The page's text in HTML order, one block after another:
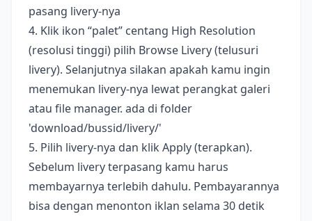
pasang livery-nya
4. Klik ikon “palet” centang High Resolution
(resolusi tinggi) pilih Browse Livery (telusuri
livery). Selanjutnya silakan apakah kamu ingin
menemukan livery-nya lewat perangkat galeri
atau file manager. ada di folder
'download/bussid/livery/'
5. Pilih livery-nya dan klik Apply (terapkan).
Sebelum livery terpasang kamu harus
membayarnya terlebih dahulu. Pembayarannya
bisa dengan menonton iklan selama 30 detik